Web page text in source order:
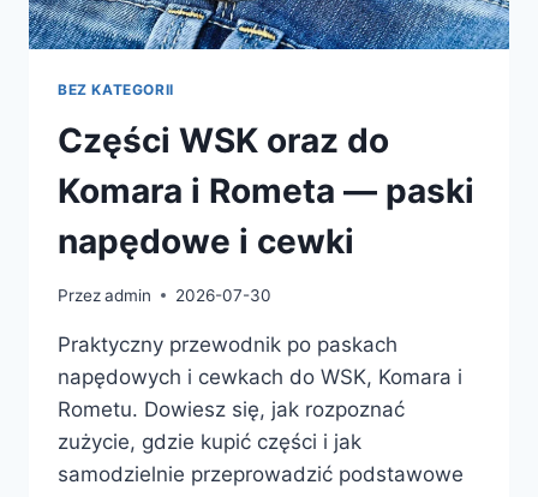
BEZ KATEGORII
Części WSK oraz do
Komara i Rometa — paski
napędowe i cewki
Przezadmin 2026-07-30
Praktyczny przewodnik po paskach
napędowych i cewkach do WSK, Komara i
Rometu. Dowiesz się, jak rozpoznać
zużycie, gdzie kupić części i jak
samodzielnie przeprowadzić podstawowe